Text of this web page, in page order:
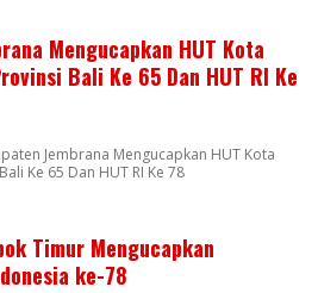
Mengucapkan HUT Kota
Bali Ke 65 Dan HUT RI Ke
Jembrana Mengucapkan HUT Kota
Ke 65 Dan HUT RI Ke 78
Timur Mengucapkan
ke-78